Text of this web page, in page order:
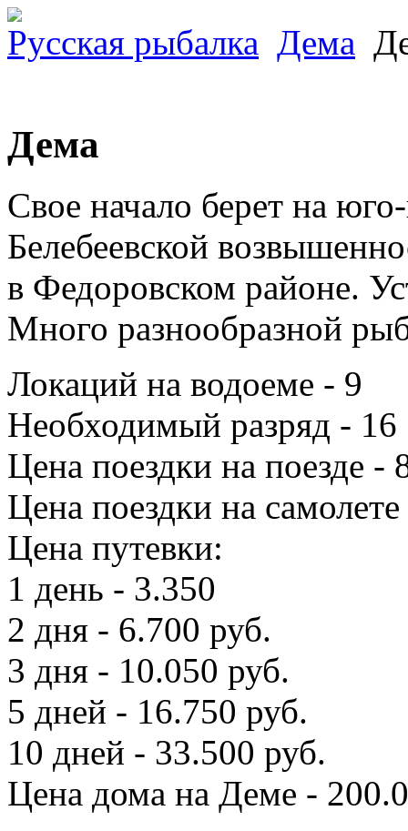
Русская рыбалка Дема
Дема
Свое начало берет на
Белебеевской
в Федоровском районе.
Много разнообразной
Локаций на водоеме - 9
Необходимый разряд - 16
Цена поездки на поезде -
Цена поездки на
Цена путевки:
1 день - 3.350
2 дня - 6.700 руб.
3 дня - 10.050 руб.
5 дней - 16.750 руб.
10 дней - 33.500 руб.
Цена дома на Деме -